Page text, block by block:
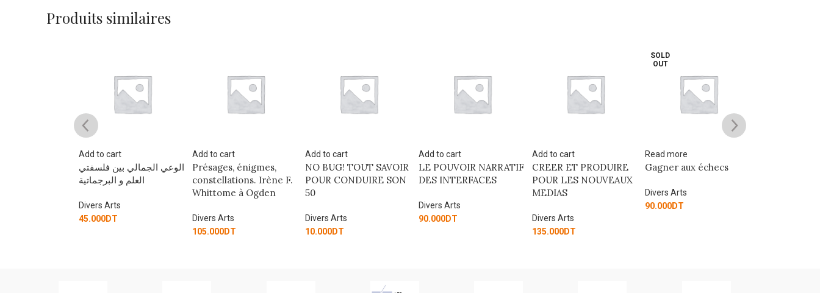
Produits similaires
Add to cart
الوعي الجمالي بين فلسفتي
العلم و البرجماتية
Divers Arts
45.000DT
Add to cart
Présages, énigmes,
constellations. Irène F.
Whittome à Ogden
Divers Arts
105.000DT
Add to cart
NO BUG! TOUT SAVOIR
POUR CONDUIRE SON
50
Divers Arts
10.000DT
Add to cart
LE POUVOIR NARRATIF
DES INTERFACES
Divers Arts
90.000DT
Add to cart
CREER ET PRODUIRE
POUR LES NOUVEAUX
MEDIAS
Divers Arts
135.000DT
SOLD
OUT
Read more
Gagner aux échecs
Divers Arts
90.000DT